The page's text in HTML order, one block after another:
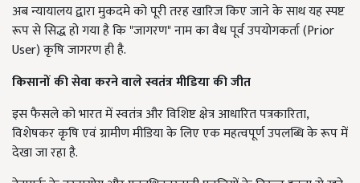
अब न्यायालय द्वारा मुकदमे को पूरी तरह खारिज किए जाने के साथ यह स्पष्ट
रूप से सिद्ध हो गया है कि "जागरण" नाम का वैध पूर्व उपयोगकर्ता (Prior
User) कृषि जागरण ही है.
किसानों की सेवा करने वाले स्वतंत्र मीडिया की जीत
इस फैसले को भारत में स्वतंत्र और विशिष्ट क्षेत्र आधारित पत्रकारिता,
विशेषकर कृषि एवं ग्रामीण मीडिया के लिए एक महत्वपूर्ण उपलब्धि के रूप में
देखा जा रहा है.